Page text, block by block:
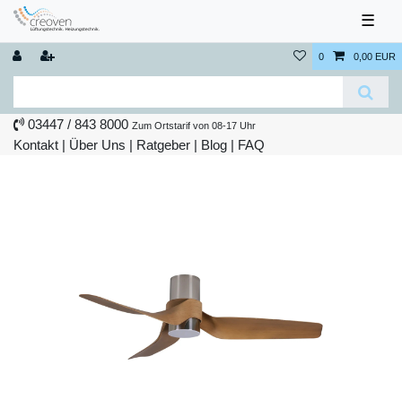
☰
0 0,00 EUR
03447 / 843 8000 Zum Ortstarif von 08-17 Uhr
Kontakt | Über Uns | Ratgeber | Blog | FAQ